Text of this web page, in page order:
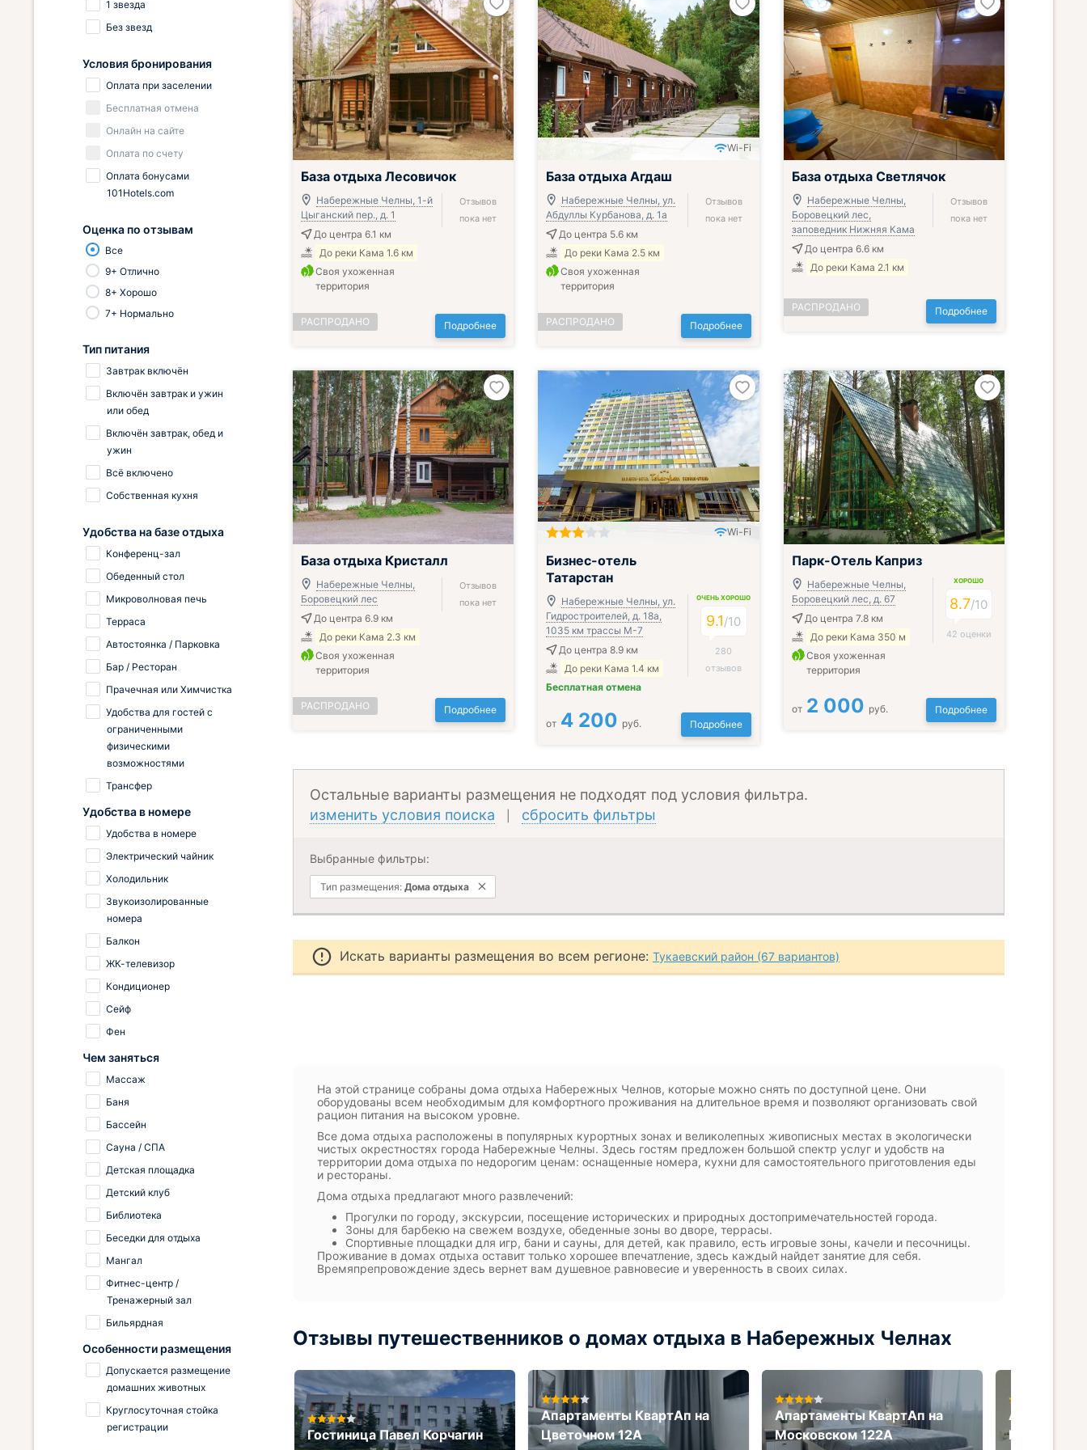
База отдыха Лесовичок
Набережные Челны, 1-й
Цыганский пер., д. 1
До центра 6.1 км
До реки Кама 1.6 км
Своя ухоженная
территория
Отзывов
пока нет
РАСПРОДАНО Подробнее
Wi-Fi
База отдыха Агдаш
Набережные Челны, ул.
Абдуллы Курбанова, д. 1а
До центра 5.6 км
До реки Кама 2.5 км
Своя ухоженная
территория
Отзывов
пока нет
РАСПРОДАНО Подробнее
База отдыха Светлячок
Набережные Челны,
Боровецкий лес,
заповедник Нижняя Кама
До центра 6.6 км
До реки Кама 2.1 км
Отзывов
пока нет
РАСПРОДАНО Подробнее
База отдыха Кристалл
Набережные Челны,
Боровецкий лес
До центра 6.9 км
До реки Кама 2.3 км
Своя ухоженная
территория
Отзывов
пока нет
РАСПРОДАНО Подробнее
Wi-Fi
Бизнес-отель
Татарстан
Набережные Челны, ул.
Гидростроителей, д. 18а,
1035 км трассы М-7
До центра 8.9 км
До реки Кама 1.4 км
Бесплатная отмена
ОЧЕНЬ ХОРОШО
9.1/10
280
отзывов
от 4 200 руб. Подробнее
Парк-Отель Каприз
Набережные Челны,
Боровецкий лес, д. 67
До центра 7.8 км
До реки Кама 350 м
Своя ухоженная
территория
ХОРОШО
8.7/10
42 оценки
от 2 000 руб. Подробнее
Остальные варианты размещения не подходят под условия фильтра.
изменить условия поиска
сбросить фильтры
Выбранные фильтры:
Тип размещения: Дома отдыха
Искать варианты размещения во всем регионе: Тукаевский район (67 вариантов)
На этой странице собраны дома отдыха Набережных Челнов, которые можно снять по доступной цене. Они
оборудованы всем необходимым для комфортного проживания на длительное время и позволяют организовать свой
рацион питания на высоком уровне.
Все дома отдыха расположены в популярных курортных зонах и великолепных живописных местах в экологически
чистых окрестностях города Набережные Челны. Здесь гостям предложен большой спектр услуг и удобств на
территории дома отдыха по недорогим ценам: оснащенные номера, кухни для самостоятельного приготовления еды
и рестораны.
Дома отдыха предлагают много развлечений:
Прогулки по городу, экскурсии, посещение исторических и природных достопримечательностей города.
Зоны для барбекю на свежем воздухе, обеденные зоны во дворе, террасы.
Спортивные площадки для игр, бани и сауны, для детей, как правило, есть игровые зоны, качели и песочницы.
Проживание в домах отдыха оставит только хорошее впечатление, здесь каждый найдет занятие для себя.
Времяпрепровождение здесь вернет вам душевное равновесие и уверенность в своих силах.
Отзывы путешественников о домах отдыха в Набережных Челнах
Санаторий Радуга Гостиница Павел Корчагин
Апартаменты КвартАп на
Цветочном 12А
Апартаменты КвартАп на
Московском 122А
1 звезда
Без звезд
Условия бронирования
Оплата при заселении
Бесплатная отмена
Онлайн на сайте
Оплата по счету
Оплата бонусами
101Hotels.com
Оценка по отзывам
Все
9+ Отлично
8+ Хорошо
7+ Нормально
Тип питания
Завтрак включён
Включён завтрак и ужин
или обед
Включён завтрак, обед и
ужин
Всё включено
Собственная кухня
Удобства на базе отдыха
Конференц-зал
Обеденный стол
Микроволновая печь
Терраса
Автостоянка / Парковка
Бар / Ресторан
Прачечная или Химчистка
Удобства для гостей с
ограниченными
физическими
возможностями
Трансфер
Удобства в номере
Удобства в номере
Электрический чайник
Холодильник
Звукоизолированные
номера
Балкон
ЖК-телевизор
Кондиционер
Сейф
Фен
Чем заняться
Массаж
Баня
Бассейн
Сауна / СПА
Детская площадка
Детский клуб
Библиотека
Беседки для отдыха
Мангал
Фитнес-центр /
Тренажерный зал
Бильярдная
Особенности размещения
Допускается размещение
домашних животных
Круглосуточная стойка
регистрации